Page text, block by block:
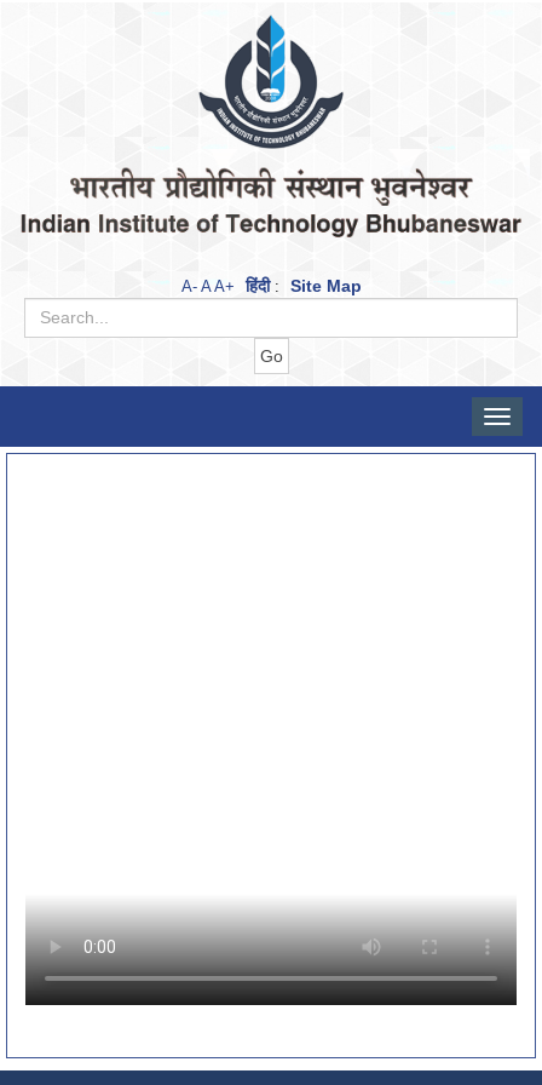
A- A A+ हिंदी: Site Map
Toggle